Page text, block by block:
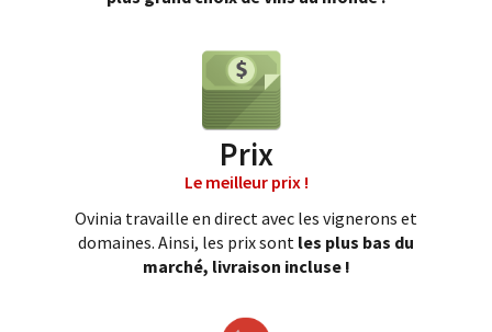
Prix
Le meilleur prix !
Ovinia travaille en direct avec les vignerons et
domaines. Ainsi, les prix sont les plus bas du
marché, livraison incluse !